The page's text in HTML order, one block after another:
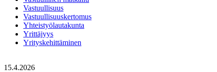
Vastuullisuus
Vastuullisuuskertomus
Yhteistyölautakunta
Yrittäjyys
Yrityskehittäminen
15.4.2026